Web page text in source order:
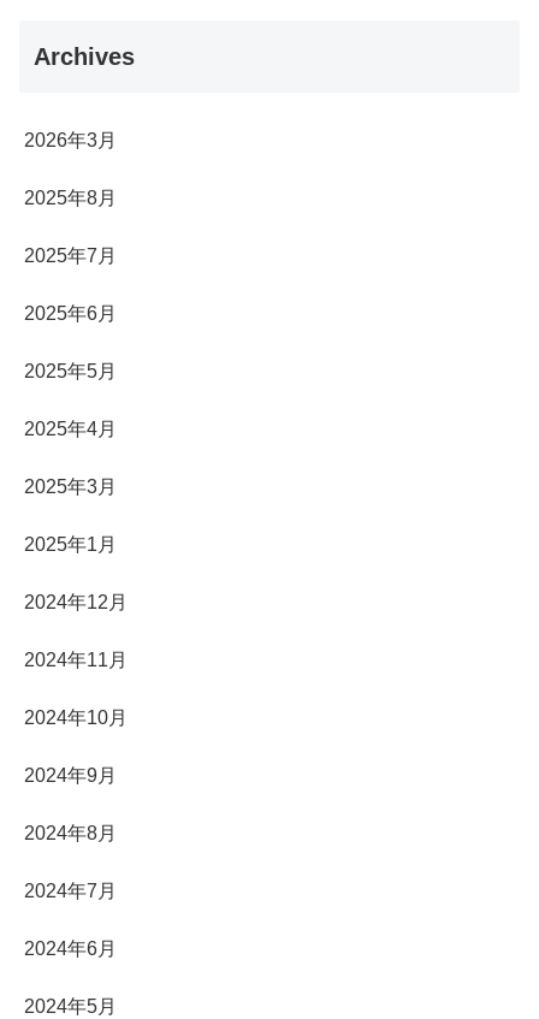
Archives
2026年3月
2025年8月
2025年7月
2025年6月
2025年5月
2025年4月
2025年3月
2025年1月
2024年12月
2024年11月
2024年10月
2024年9月
2024年8月
2024年7月
2024年6月
2024年5月